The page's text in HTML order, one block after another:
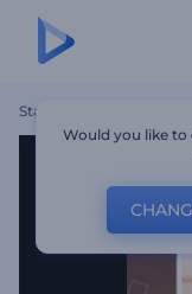
Startseite
Would you like to